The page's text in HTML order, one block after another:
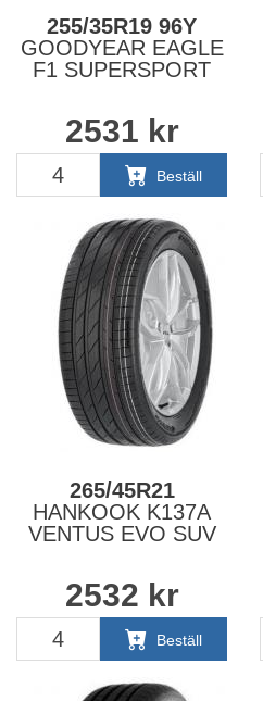
255/35R19 96Y
GOODYEAR EAGLE
F1 SUPERSPORT
2531 kr
Beställ
265/45R21
HANKOOK K137A
VENTUS EVO SUV
2532 kr
Beställ